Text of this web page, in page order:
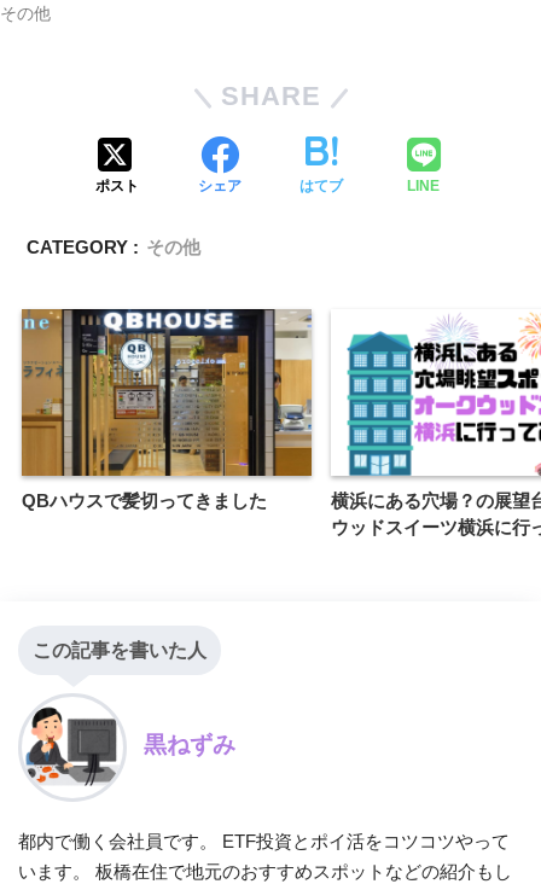
その他
SHARE
ポスト シェア はてブ LINE
CATEGORY : その他
QBハウスで髪切ってきました
横浜にある穴場？の展望
ウッドスイーツ横浜に行
この記事を書いた人
黒ねずみ
都内で働く会社員です。 ETF投資とポイ活をコツコツやって
います。 板橋在住で地元のおすすめスポットなどの紹介もし